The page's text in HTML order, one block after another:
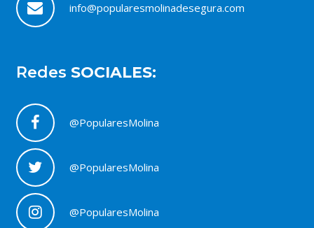
info@popularesmolinadesegura.com
Redes SOCIALES:
@PopularesMolina
@PopularesMolina
@PopularesMolina